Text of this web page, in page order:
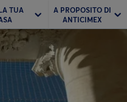
TUA
A PROPOSITO DI
ANTICIMEX